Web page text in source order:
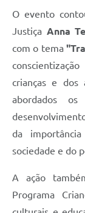
O evento
Justiça Anna
com o tema
crianças e dos
abordados
da
sociedade e do
A ação
Programa